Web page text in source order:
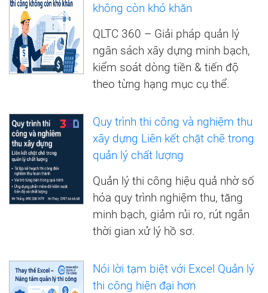
không còn khó khăn
QLTC 360 – Giải pháp quản lý
ngân sách xây dựng minh bạch,
kiểm soát dòng tiền & tiến độ
theo từng hạng mục cụ thể.
Quy trình thi công và nghiệm thu
xây dựng Liên kết chặt chẽ trong
quản lý chất lượng
Quản lý thi công hiệu quả nhờ số
hóa quy trình nghiệm thu, tăng
minh bạch, giảm rủi ro, rút ngắn
thời gian xử lý hồ sơ.
Nói lời tạm biệt với Excel Quản lý
thi công hiện đại hơn